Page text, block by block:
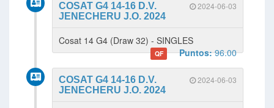
2024-06-03
COSAT G4 14-16 D.V.
JENECHERU J.O. 2024
Cosat 14 G4 (Draw 32) - SINGLES
QF Puntos:96.00
2024-06-03
COSAT G4 14-16 D.V.
JENECHERU J.O. 2024